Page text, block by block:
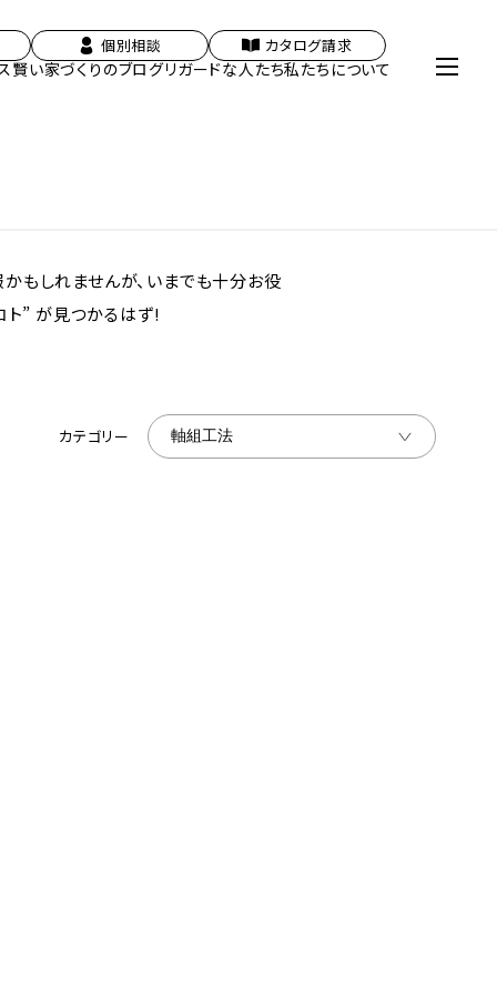
個別相談 カタログ請求
賢い家づくりのブログリガードな人たち私たちについて
もしれませんが、いまでも十分お役
ト” が見つかるはず!
カテゴリー 軸組工法